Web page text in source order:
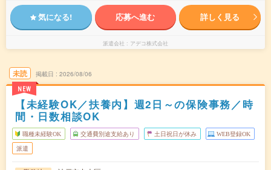
気になる! 応募へ進む 詳しく見る
派遣会社 アデコ株式会社
未読
NEW
掲載日 2026/08/06
【未経験OK／扶養内】週2日～の保険事務／時
間・日数相談OK
職種未経験OK 交通費別途支給あり 土日祝日が休み WEB登録OK
派遣